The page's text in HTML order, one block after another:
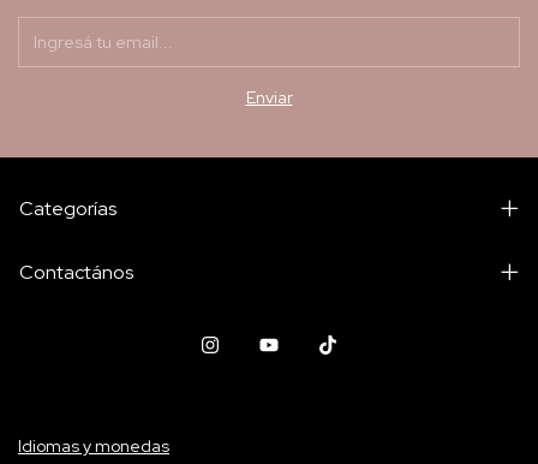
Categorías
Contactános
Idiomas y monedas